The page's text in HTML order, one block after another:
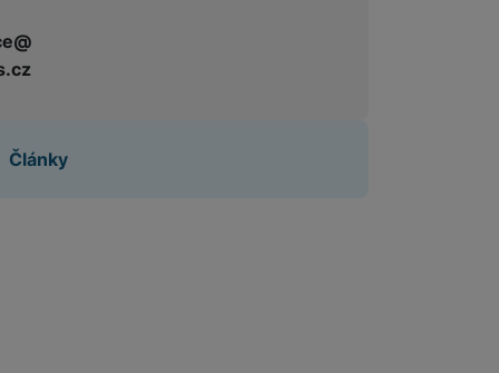
nebo reklamy jak
Články